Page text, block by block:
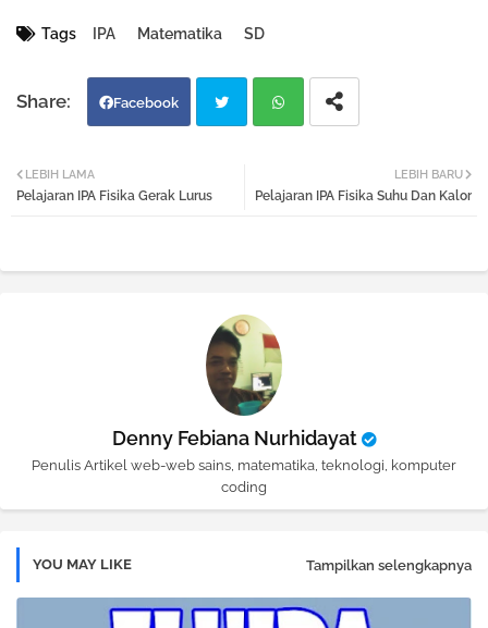
Tags IPA Matematika SD
Facebook
tter atsa
LEBIH BARU
Pelajaran IPA Fisika Suhu Dan Kalor
LEBIH LAMA
Pelajaran IPA Fisika Gerak Lurus
Denny Febiana Nurhidayat
Penulis Artikel web-web sains, matematika, teknologi, komputer
coding
YOU MAY LIKE Tampilkan selengkapnya